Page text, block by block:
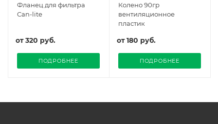
Фланец для фильтра
Can-lite
от320 руб.
ПОДРОБНЕЕ
Колено 90гр
вентиляционное
пластик
от180 руб.
ПОДРОБНЕЕ